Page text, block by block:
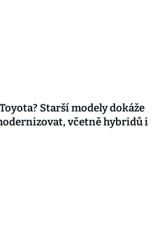
Starší modely dokáže
včetně hybridů i